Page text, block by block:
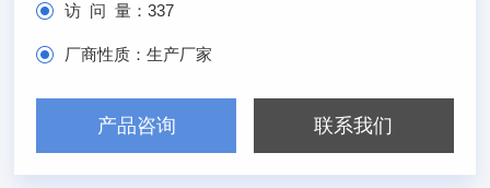
访 问 量：337
厂商性质：生产厂家
产品咨询 联系我们